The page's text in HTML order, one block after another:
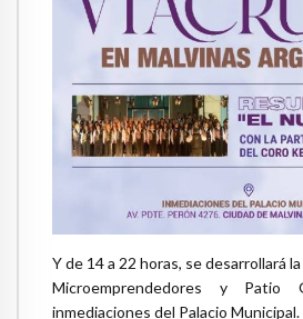
Y de 14 a 22 horas, se desarrollará
Microemprendedores y Patio
inmediaciones del Palacio Municipal.